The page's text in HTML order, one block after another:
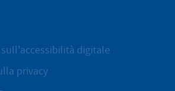
digitale
privacy